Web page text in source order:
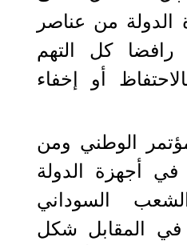
من عناصر
رافضا كل التهم
أو إخفاء
الوطني ومن
في أجهزة الدولة
السوداني
في المقابل شكل